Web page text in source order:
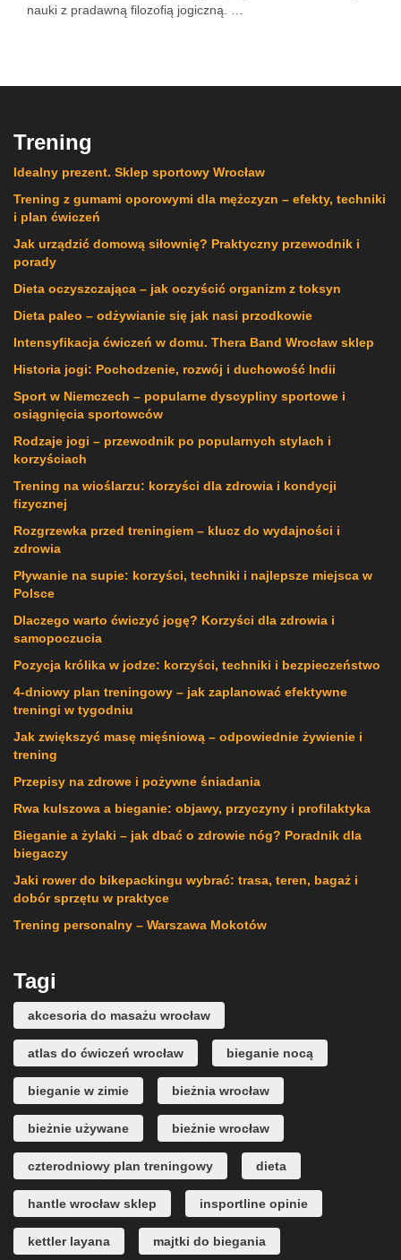
nauki z pradawną filozofią jogiczną. …
Trening
Idealny prezent. Sklep sportowy Wrocław
Trening z gumami oporowymi dla mężczyzn – efekty, techniki
i plan ćwiczeń
Jak urządzić domową siłownię? Praktyczny przewodnik i
porady
Dieta oczyszczająca – jak oczyścić organizm z toksyn
Dieta paleo – odżywianie się jak nasi przodkowie
Intensyfikacja ćwiczeń w domu. Thera Band Wrocław sklep
Historia jogi: Pochodzenie, rozwój i duchowość Indii
Sport w Niemczech – popularne dyscypliny sportowe i
osiągnięcia sportowców
Rodzaje jogi – przewodnik po popularnych stylach i
korzyściach
Trening na wioślarzu: korzyści dla zdrowia i kondycji
fizycznej
Rozgrzewka przed treningiem – klucz do wydajności i
zdrowia
Pływanie na supie: korzyści, techniki i najlepsze miejsca w
Polsce
Dlaczego warto ćwiczyć jogę? Korzyści dla zdrowia i
samopoczucia
Pozycja królika w jodze: korzyści, techniki i bezpieczeństwo
4-dniowy plan treningowy – jak zaplanować efektywne
treningi w tygodniu
Jak zwiększyć masę mięśniową – odpowiednie żywienie i
trening
Przepisy na zdrowe i pożywne śniadania
Rwa kulszowa a bieganie: objawy, przyczyny i profilaktyka
Bieganie a żylaki – jak dbać o zdrowie nóg? Poradnik dla
biegaczy
Jaki rower do bikepackingu wybrać: trasa, teren, bagaż i
dobór sprzętu w praktyce
Trening personalny – Warszawa Mokotów
Tagi
akcesoria do masażu wrocław
atlas do ćwiczeń wrocław bieganie nocą
bieganie w zimie bieżnia wrocław
bieżnie używane bieżnie wrocław
czterodniowy plan treningowy dieta
hantle wrocław sklep insportline opinie
kettler layana majtki do biegania